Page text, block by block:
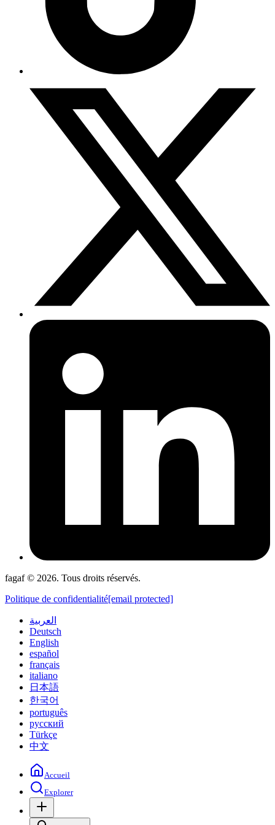
fagaf © 2026. Tous droits réservés.
Politique de confidentialité[email protected]
العربية
Deutsch
English
español
français
italiano
日本語
한국어
português
русский
Türkçe
中文
Accueil
Explorer